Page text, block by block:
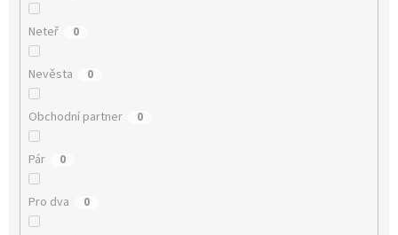
Neteř 0
Nevěsta 0
Obchodní partner 0
Pár 0
Pro dva 0